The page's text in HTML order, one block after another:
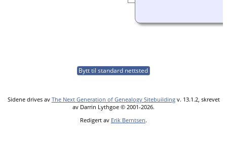
Bytt til standard nettsted
Sidene drives av The Next Generation of Genealogy Sitebuildingv. 13.1.2, skrevet
av Darrin Lythgoe © 2001-2026.
Redigert av Erik Berntsen.